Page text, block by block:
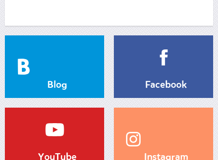
Blog Facebook
YouTube Instagram